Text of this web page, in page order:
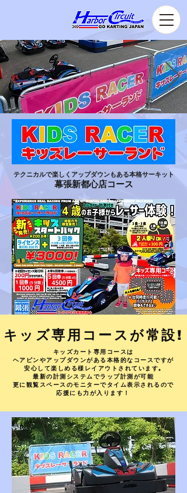
テクニカルで楽しくアップダウンもある本格サーキット
幕張新都心店コース
​キッズ専用コースが常設!
キッズカート専用コースは
ヘアピンやアップダウンがある本格的なコースですが
安心して楽しめる様レイアウトされています｡
最新の計測システムでラップ計測が可能
更に観覧スペースのモニターでタイム表示されるので
​応援にも力が入ります！